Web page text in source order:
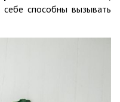
способны вызывать